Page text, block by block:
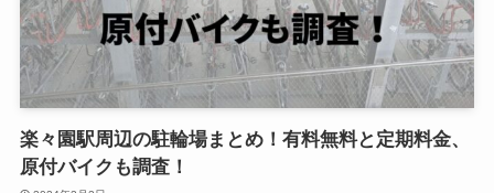
楽々園駅周辺の駐輪場まとめ！有料無料と定期料金、
原付バイクも調査！